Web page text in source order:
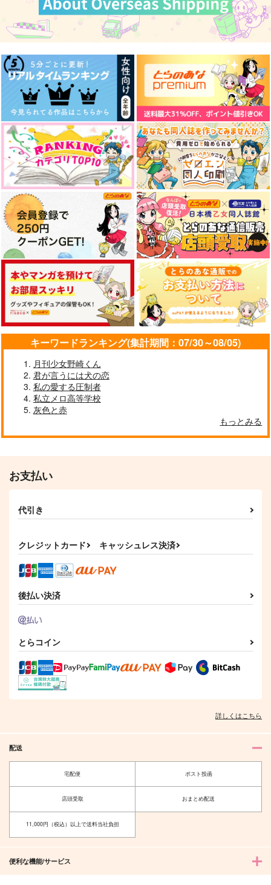
キーワードランキング(集計期間：07/30～08/05)
月刊少女野崎くん
君が言うには犬の恋
私の愛する圧制者
私立メロ高等学校
灰色と赤
もっとみる
お支払い
代引き
クレジットカード キャッシュレス決済
後払い決済
とらコイン
詳しくはこちら
配送
宅配便 ポスト投函
店頭受取 おまとめ配送
11,000円（税込）以上で送料当社負担
便利な機能/サービス